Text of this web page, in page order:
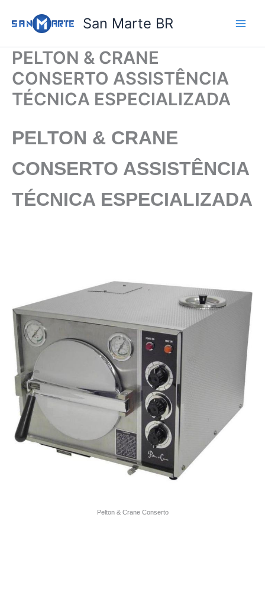
para
conteúdo
San Marte BR
PELTON & CRANE
CONSERTO ASSISTÊNCIA
TÉCNICA ESPECIALIZADA
PELTON & CRANE
CONSERTO ASSISTÊNCIA
TÉCNICA ESPECIALIZADA
Pelton & Crane Conserto